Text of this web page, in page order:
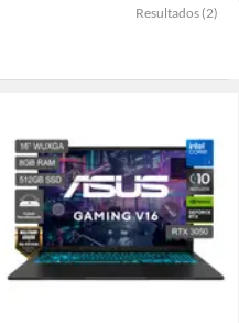
Resultados (2)